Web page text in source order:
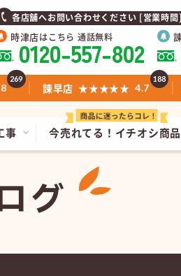
各店舗へお問い合わせください [営業時
時津店はこちら 通話無料
0120-557-802
今売れてる！ イチオシ商品
事
269
諫早店 ★★★★★ 4.7
188
グ